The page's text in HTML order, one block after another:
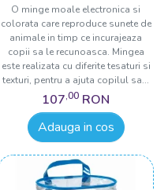
O minge moale electronica si
colorata care reproduce sunete de
animale in timp ce incurajeaza
copii sa le recunoasca. Mingea
este realizata cu diferite tesaturi si
texturi, pentru a ajuta copilul sa...
107,00 RON
Adauga in cos